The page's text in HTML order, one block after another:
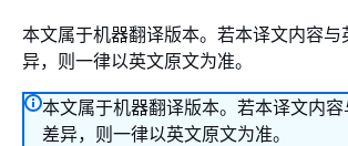
本文属于机器翻译版本。若本译文内容与
异，则一律以英文原文为准。
本文属于机器翻译版本。若本译文内
差异，则一律以英文原文为准。